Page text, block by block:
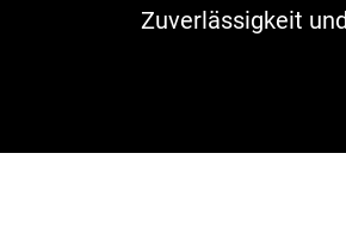
Zuverlässigkeit